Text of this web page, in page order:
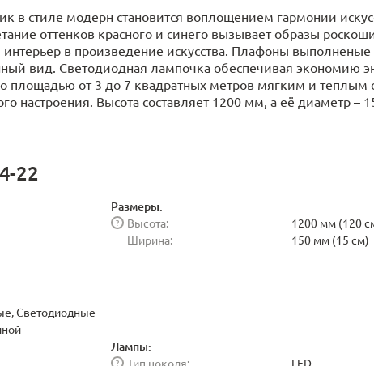
в стиле модерн становится воплощением гармонии
оттенков красного и синего вызывает образы
в произведение искусства. Плафоны выполненые
вид. Светодиодная лампочка обеспечивая экономию
площадью от 3 до 7 квадратных метров мягким и теплым
настроения. Высота составляет 1200 мм, а её диаметр –
22
Светодиодные
Размеры:
Высота:
?
1200 мм (120
Ширина:
150 мм (15 см)
Лампы:
Тип цоколя:
?
LED